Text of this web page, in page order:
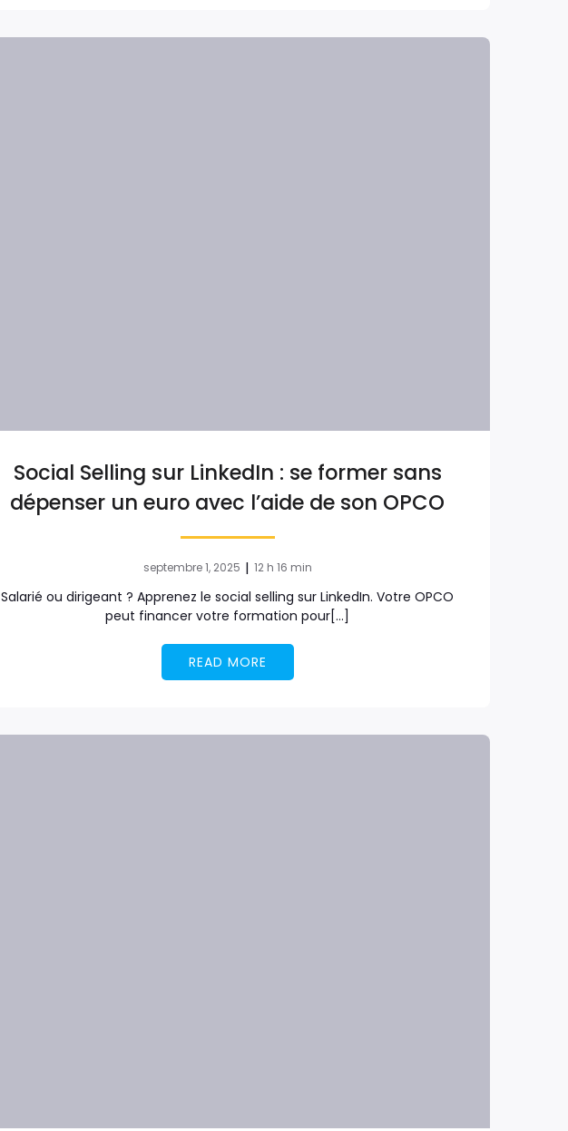
Social Selling sur LinkedIn : se former sans
dépenser un euro avec l’aide de son OPCO
septembre 1, 2025 | 12 h 16 min
Salarié ou dirigeant ? Apprenez le social selling sur LinkedIn. Votre OPCO
peut financer votre formation pour[…]
READ MORE